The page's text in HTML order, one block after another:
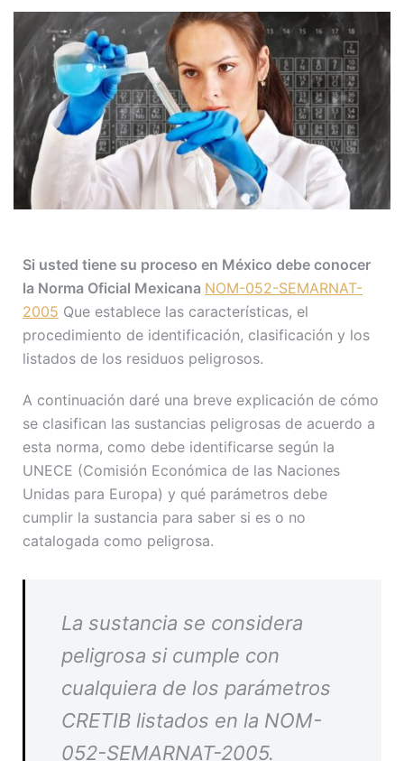
Si usted tiene su proceso en México debe conocer
la Norma Oficial Mexicana NOM-052-SEMARNAT-
2005 Que establece las características, el
procedimiento de identificación, clasificación y los
listados de los residuos peligrosos.
A continuación daré una breve explicación de cómo
se clasifican las sustancias peligrosas de acuerdo a
esta norma, como debe identificarse según la
UNECE (Comisión Económica de las Naciones
Unidas para Europa) y qué parámetros debe
cumplir la sustancia para saber si es o no
catalogada como peligrosa.
La sustancia se considera
peligrosa si cumple con
cualquiera de los parámetros
CRETIB listados en la NOM-
052-SEMARNAT-2005.